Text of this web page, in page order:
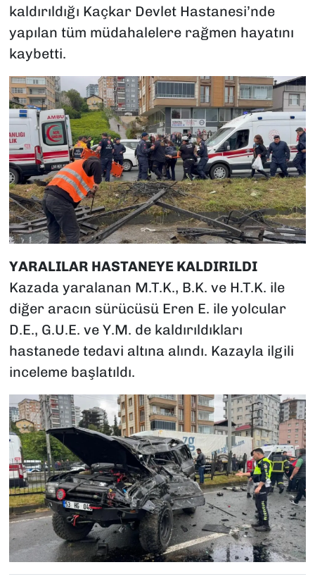
kaldırıldığı Kaçkar Devlet Hastanesi’nde
yapılan tüm müdahalelere rağmen hayatını
kaybetti.
YARALILAR HASTANEYE KALDIRILDI
Kazada yaralanan M.T.K., B.K. ve H.T.K. ile
diğer aracın sürücüsü Eren E. ile yolcular
D.E., G.U.E. ve Y.M. de kaldırıldıkları
hastanede tedavi altına alındı. Kazayla ilgili
inceleme başlatıldı.